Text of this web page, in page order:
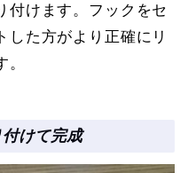
付けます。フックをセ
した方がより正確にリ
けて完成